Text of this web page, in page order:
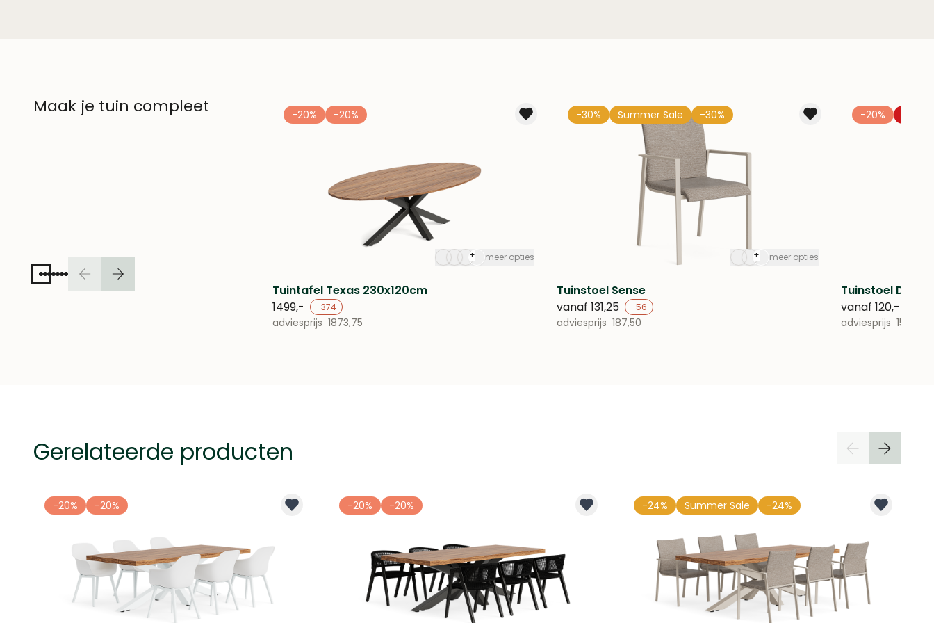
Maak je tuin compleet
+ meer opties
Tuintafel Texas 230x120cm
1499,-
-374
adviesprijs 1873,75
-20% -20%
+ meer opties
Tuinstoel Sense
vanaf131,25 -56
adviesprijs 187,50
-30% Summer Sale -30%
Tuinstoel
vanaf120,-
adviesprijs 150,-
-20%
Gerelateerde producten
-20% -20% -20% -20% -24% Summer Sale -24%